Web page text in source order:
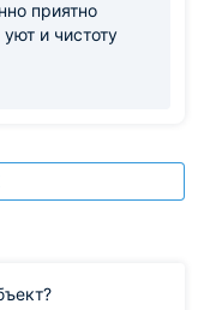
приятно
и чистоту
удобств. Мы
шведского